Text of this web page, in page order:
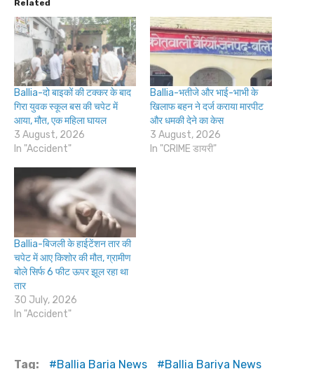
Related
Ballia-दो बाइकों की टक्कर के बाद
गिरा युवक स्कूल बस की चपेट में
आया, मौत, एक महिला घायल
3 August, 2026
In "Accident"
Ballia-भतीजे और भाई-भाभी के
खिलाफ बहन ने दर्ज कराया मारपीट
और धमकी देने का केस
3 August, 2026
In "CRIME डायरी"
Ballia-बिजली के हाईटेंशन तार की
चपेट में आए किशोर की मौत, ग्रामीण
बोले सिर्फ 6 फीट ऊपर झूल रहा था
तार
30 July, 2026
In "Accident"
Tag: Ballia Baria News
Ballia Bariya News